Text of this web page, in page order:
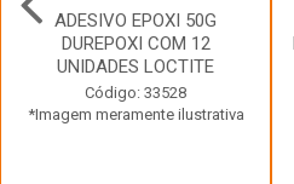
ADESIVO EPOXI 50G
DUREPOXI COM 12
UNIDADES LOCTITE
Código: 33528
*Imagem meramente ilustrativa